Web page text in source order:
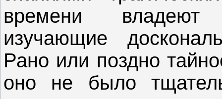
времени владеют
изучающие
Рано или поздно
оно не было